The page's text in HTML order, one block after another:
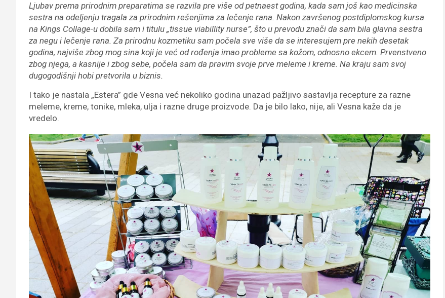
Ljubav prema prirodnim preparatima se razvila pre više od petnaest godina, kada sam još kao medicinska
sestra na odeljenju tragala za prirodnim rešenjima za lečenje rana. Nakon završenog postdiplomskog kursa
na Kings Collage-u dobila sam i titulu „tissue viabillity nurse”, što u prevodu znači da sam bila glavna sestra
za negu i lečenje rana. Za prirodnu kozmetiku sam počela sve više da se interesujem pre nekih desetak
godina, najviše zbog mog sina koji je već od rođenja imao probleme sa kožom, odnosno ekcem. Prvenstveno
zbog njega, a kasnije i zbog sebe, počela sam da pravim svoje prve meleme i kreme. Na kraju sam svoj
dugogodišnji hobi pretvorila u biznis.
I tako je nastala „Estera” gde Vesna već nekoliko godina unazad pažljivo sastavlja recepture za razne
meleme, kreme, tonike, mleka, ulja i razne druge proizvode. Da je bilo lako, nije, ali Vesna kaže da je
vredelo.